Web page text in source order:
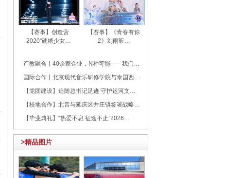
【赛事】创造营
2020“硬糖少女…
【赛事】《青春有你
2》刘雨昕…
产教融合丨40余家企业，N种可能——我们…
国际合作丨北京现代音乐研修学院与泰国西…
【党团建设】追随总书记足迹 守护运河文…
【校地合作】北音与延庆区井庄镇签署战略…
【毕业典礼】“热爱不息 征途不止”2026…
>精品图片